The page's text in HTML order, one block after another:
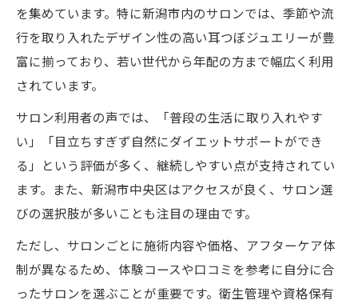
を集めています。特に新潟市内のサロンでは、季節や流
行を取り入れたデザイン性の高い耳つぼジュエリーが豊
富に揃っており、若い世代から年配の方まで幅広く利用
されています。
サロン利用者の声では、「普段の生活に取り入れやす
い」「目立ちすぎず自然にダイエットサポートができ
る」という評価が多く、継続しやすい点が支持されてい
ます。また、新潟市中央区はアクセスが良く、サロン選
びの選択肢が多いことも注目の理由です。
ただし、サロンごとに施術内容や価格、アフターケア体
制が異なるため、体験コースや口コミを参考に自分に合
ったサロンを選ぶことが重要です。衛生管理や資格保有